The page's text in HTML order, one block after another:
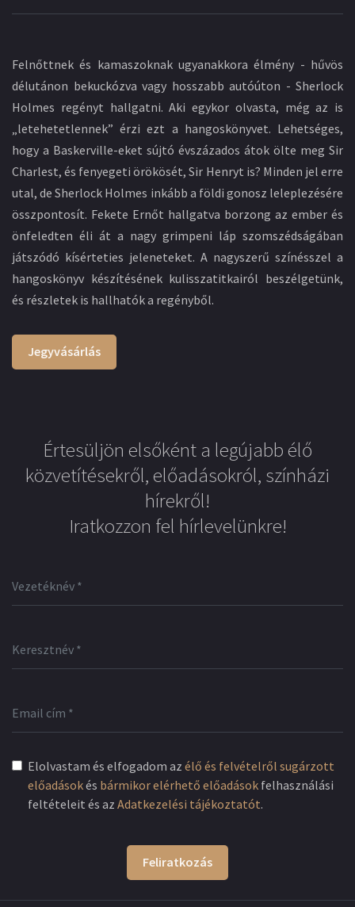
Felnőttnek és kamaszoknak ugyanakkora élmény - hűvös
délutánon bekuckózva vagy hosszabb autóúton - Sherlock
Holmes regényt hallgatni. Aki egykor olvasta, még az is
„letehetetlennek” érzi ezt a hangoskönyvet. Lehetséges,
hogy a Baskerville-eket sújtó évszázados átok ölte meg Sir
Charlest, és fenyegeti örökösét, Sir Henryt is? Minden jel erre
utal, de Sherlock Holmes inkább a földi gonosz leleplezésére
összpontosít. Fekete Ernőt hallgatva borzong az ember és
önfeledten éli át a nagy grimpeni láp szomszédságában
játszódó kísérteties jeleneteket. A nagyszerű színésszel a
hangoskönyv készítésének kulisszatitkairól beszélgetünk,
és részletek is hallhatók a regényből.
Jegyvásárlás
Értesüljön elsőként a legújabb élő
közvetítésekről, előadásokról, színházi
hírekről!
Iratkozzon fel hírlevelünkre!
Elolvastam és elfogadom az élő és felvételről sugárzott
előadásokés bármikor elérhető előadások felhasználási
feltételeit és az Adatkezelési tájékoztatót.
Feliratkozás